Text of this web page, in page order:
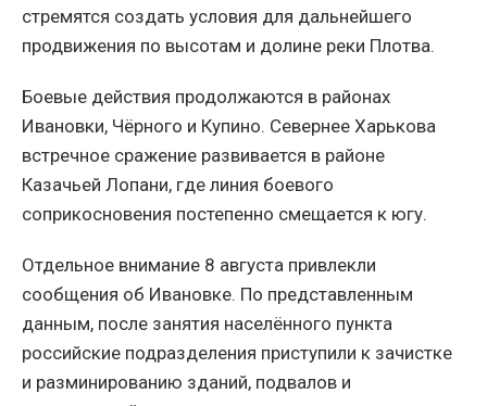
стремятся создать условия для дальнейшего
продвижения по высотам и долине реки Плотва.
Боевые действия продолжаются в районах
Ивановки, Чёрного и Купино. Севернее Харькова
встречное сражение развивается в районе
Казачьей Лопани, где линия боевого
соприкосновения постепенно смещается к югу.
Отдельное внимание 8 августа привлекли
сообщения об Ивановке. По представленным
данным, после занятия населённого пункта
российские подразделения приступили к зачистке
и разминированию зданий, подвалов и